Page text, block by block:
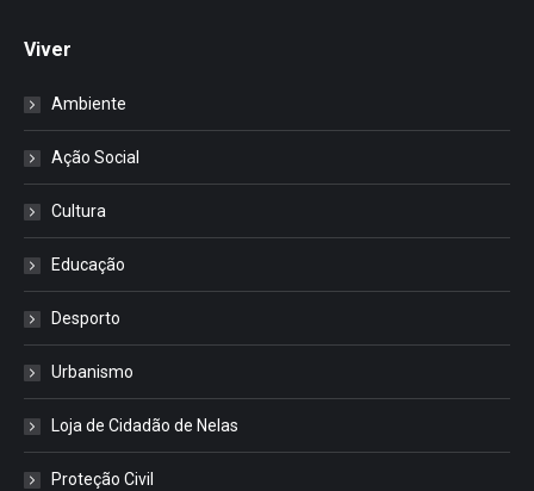
Viver
Ambiente
Ação Social
Cultura
Educação
Desporto
Urbanismo
Loja de Cidadão de Nelas
Proteção Civil